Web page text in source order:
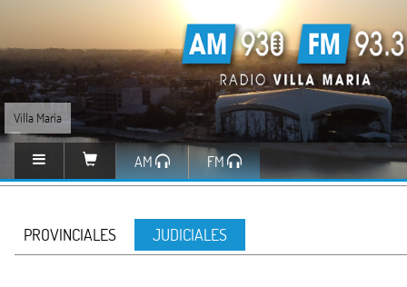
Villa María
AM FM
PROVINCIALES JUDICIALES